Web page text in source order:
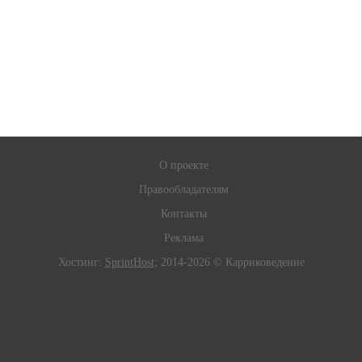
О проекте
Правообладателям
Контакты
Реклама
Хостинг: SprintHost; 2014-2026 © Карриковедение